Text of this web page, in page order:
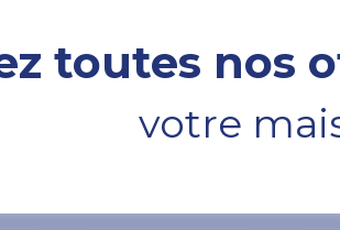
toutes nos
votre